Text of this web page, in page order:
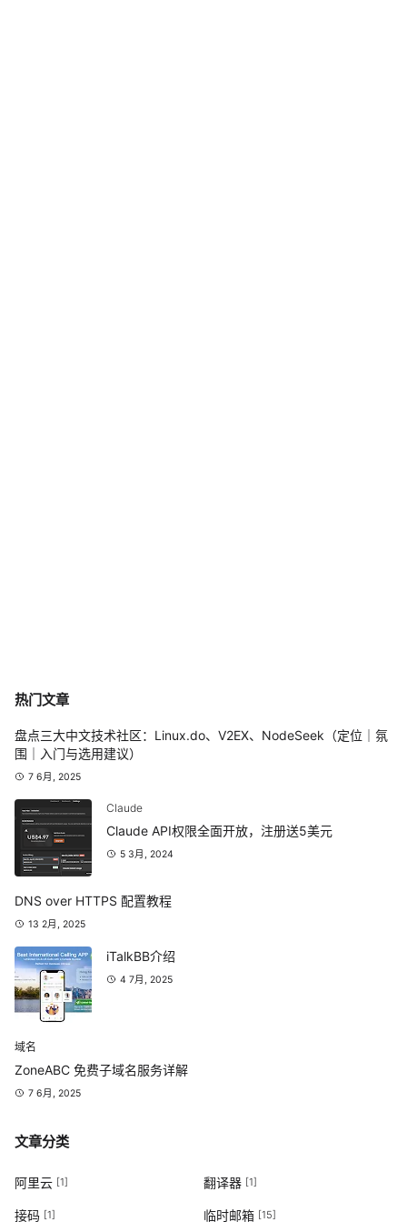
热门文章
盘点三大中文技术社区：Linux.do、V2EX、NodeSeek（定位｜氛
围｜入门与选用建议）
7 6月, 2025
Claude
Claude API权限全面开放，注册送5美元
5 3月, 2024
DNS over HTTPS 配置教程
13 2月, 2025
iTalkBB介绍
4 7月, 2025
域名
ZoneABC 免费子域名服务详解
7 6月, 2025
文章分类
阿里云 [1] 翻译器 [1]
接码 [1] 临时邮箱 [15]